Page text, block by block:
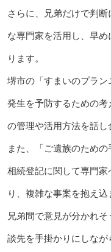
さらに、兄弟だけで判
な専門家を活用し、早
ります。
堺市の「すまいのプラ
発生を予防するための
の管理や活用方法を話し
また、「ご遺族のため
相続登記に関して専門
り、複雑な事案を抱え込
兄弟間で意見が分かれ
談先を手掛かりにしな